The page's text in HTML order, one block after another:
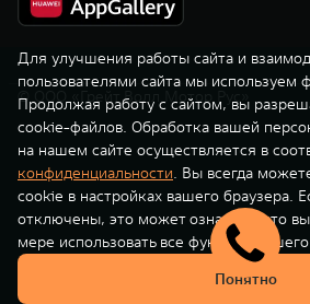
WEY 07
Расширяя границы комфорта
от 6 149 000 ₽
WEY
от 5
TANK Лизинг
TANK Страхование
Цифровые сервисы TANK
Подписки
© ООО «Грейт Волл Мотор Рус»
Для улучшения работы сайта и
пользователями сайта мы используем
Продолжая работу с сайтом, вы
cookie-файлов. Обработка вашей
на нашем сайте осуществляется в
конфиденциальности. Вы всегда
cookie в настройках вашего браузера.
отключены, это может означать, что
мере использовать все функции нашего
Понятно